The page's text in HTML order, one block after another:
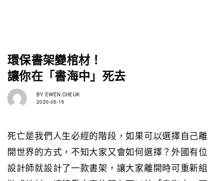
環保書架變棺材！
讓你在「書海中」死去
BY EWEN CHEUK
2020-05-15
死亡是我們人生必經的階段，如果可以選擇自己離
開世界的方式，不知大家又會如何選擇？外國有位
設計師就設計了一款書架，讓大家離開時可重新組